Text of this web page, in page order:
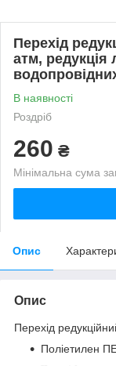
Перехід
атм, редукція
В наявності
Роздріб
260 ₴
Мінімальна сума
Опис
Опис
Перехід
Поліетилен